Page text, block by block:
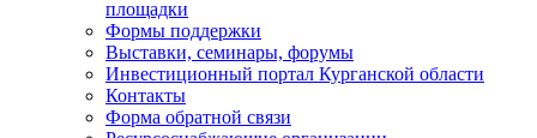
площадки
Формы поддержки
Выставки, семинары, форумы
Инвестиционный портал Курганской области
Контакты
Форма обратной связи